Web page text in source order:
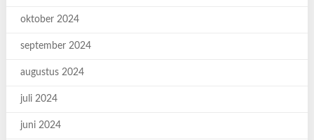
oktober 2024
september 2024
augustus 2024
juli 2024
juni 2024